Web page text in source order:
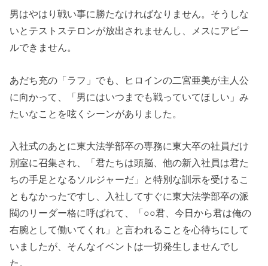
男はやはり戦い事に勝たなければなりません。そうしな
いとテストステロンが放出されませんし、メスにアピー
ルできません。
あだち充の「ラフ」でも、ヒロインの二宮亜美が主人公
に向かって、「男にはいつまでも戦っていてほしい」み
たいなことを呟くシーンがありました。
入社式のあとに東大法学部卒の専務に東大卒の社員だけ
別室に召集され、「君たちは頭脳、他の新入社員は君た
ちの手足となるソルジャーだ」と特別な訓示を受けるこ
ともなかったですし、入社してすぐに東大法学部卒の派
閥のリーダー格に呼ばれて、「○○君、今日から君は俺の
右腕として働いてくれ」と言われることを心待ちにして
いましたが、そんなイベントは一切発生しませんでし
た。